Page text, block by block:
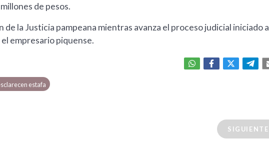
de pesos.
la Justicia pampeana mientras avanza el proceso judicial iniciado a
empresario piquense.
estafa
SIGUIENTE